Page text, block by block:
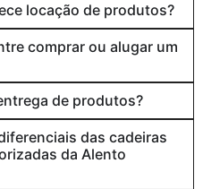
locação de produtos?
comprar ou alugar um
de produtos?
das cadeiras
da Alento